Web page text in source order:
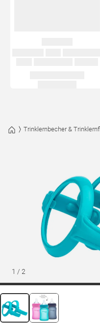
Trinklernbecher &
1 / 2